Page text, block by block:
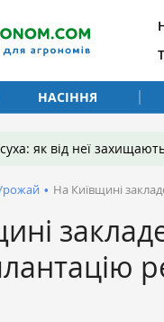
НАСІННЯ
як від неї
• На Київщині